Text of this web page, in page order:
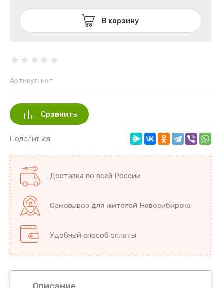
Редис
В корзину
Артикул: нет
Сравнить
Поделиться
Доставка по всей России
Самовывоз для жителей Новосибирска
Удобный способ оплаты